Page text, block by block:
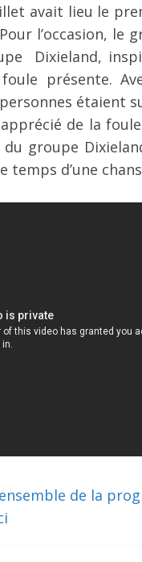
avait lieu le
l’occasion,
Dixieland,
présente.
étaient
de la
groupe
temps d’une
de la